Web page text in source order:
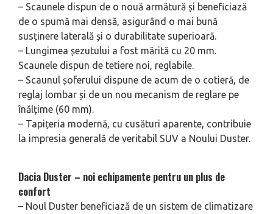
– Scaunele dispun de o nouă armătură și beneficiază
de o spumă mai densă, asigurând o mai bună
susținere laterală și o durabilitate superioară.
– Lungimea șezutului a fost mărită cu 20 mm.
Scaunele dispun de tetiere noi, reglabile.
– Scaunul șoferului dispune de acum de o cotieră, de
reglaj lombar și de un nou mecanism de reglare pe
înălțime (60 mm).
– Tapițeria modernă, cu cusături aparente, contribuie
la impresia generală de veritabil SUV a Noului Duster.
Dacia Duster – noi echipamente pentru un plus de
confort
– Noul Duster beneficiază de un sistem de climatizare